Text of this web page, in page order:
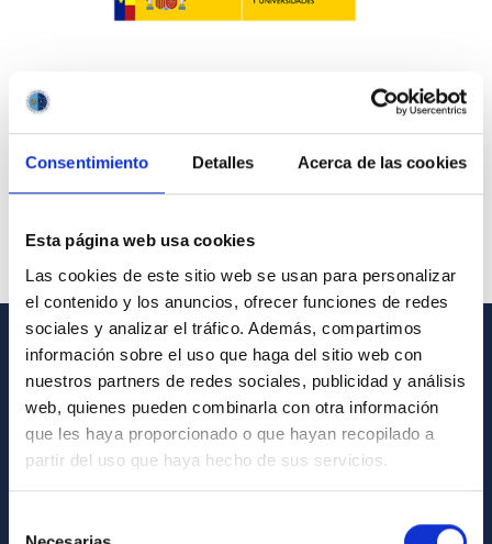
Consentimiento Detalles Acerca de las cookies
Esta página web usa cookies
Las cookies de este sitio web se usan para personalizar
el contenido y los anuncios, ofrecer funciones de redes
sociales y analizar el tráfico. Además, compartimos
información sobre el uso que haga del sitio web con
nuestros partners de redes sociales, publicidad y análisis
web, quienes pueden combinarla con otra información
que les haya proporcionado o que hayan recopilado a
partir del uso que haya hecho de sus servicios.
Contact
How to get to the IAC
List of personnel